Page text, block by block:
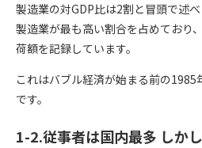
製造業の対GDP比は2割と冒頭で述
製造業が最も高い割合を占めており
荷額を記録しています。
これはバブル経済が始まる前の1985
です。
1-2.従事者は国内最多 しか